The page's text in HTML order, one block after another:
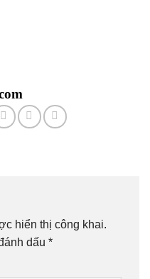
hiển thị công khai.
dấu *